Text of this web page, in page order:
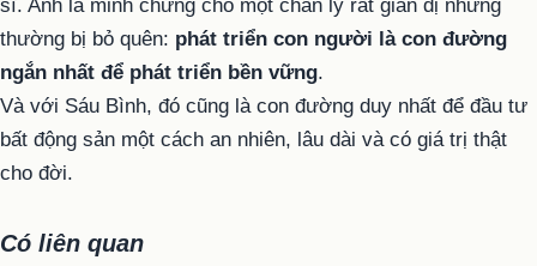
sĩ. Anh là minh chứng cho một chân lý rất giản dị nhưng
thường bị bỏ quên: phát triển con người là con đường
ngắn nhất để phát triển bền vững.
Và với Sáu Bình, đó cũng là con đường duy nhất để đầu tư
bất động sản một cách an nhiên, lâu dài và có giá trị thật
cho đời.
Có liên quan